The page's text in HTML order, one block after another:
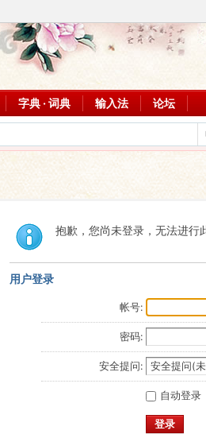
字典 · 词典 输入法 论坛
抱歉，您尚未登录，无法进行
用户登录
帐号:
密码:
安全提问:
自动登录
登录